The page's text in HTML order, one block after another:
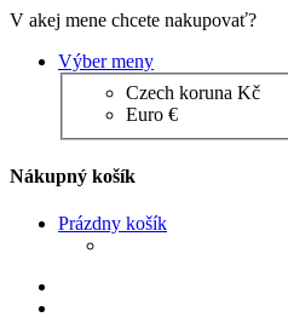
V akej mene chcete nakupovať?
Výber meny
Czech koruna Kč
Euro €
Nákupný košík
Prázdny košík